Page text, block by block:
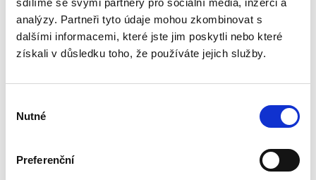
sdílíme se svými partnery pro sociální média, inzerci a
analýzy. Partneři tyto údaje mohou zkombinovat s
dalšími informacemi, které jste jim poskytli nebo které
získali v důsledku toho, že používáte jejich služby.
souhlasu
Nutné
Preferenční
Nároky
poškozeného v